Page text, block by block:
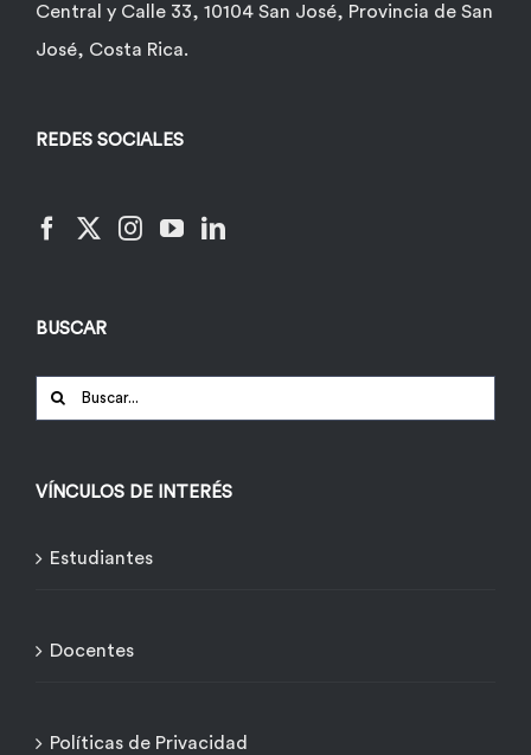
Central y Calle 33, 10104 San José, Provincia de San
José, Costa Rica.
REDES SOCIALES
BUSCAR
Buscar:
VÍNCULOS DE INTERÉS
Estudiantes
Docentes
Políticas de Privacidad